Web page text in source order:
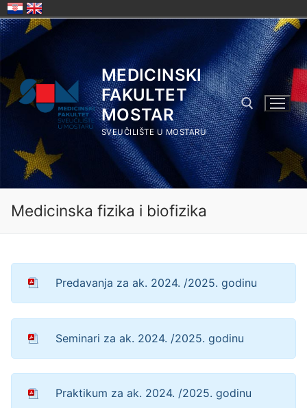
Skip
content
MEDICINSKI
FAKULTET
MOSTAR
SVEUČILIŠTE U MOSTARU
Search for:
Medicinska fizika i biofizika
Predavanja za ak. 2024. /2025. godinu
Seminari za ak. 2024. /2025. godinu
Praktikum za ak. 2024. /2025. godinu